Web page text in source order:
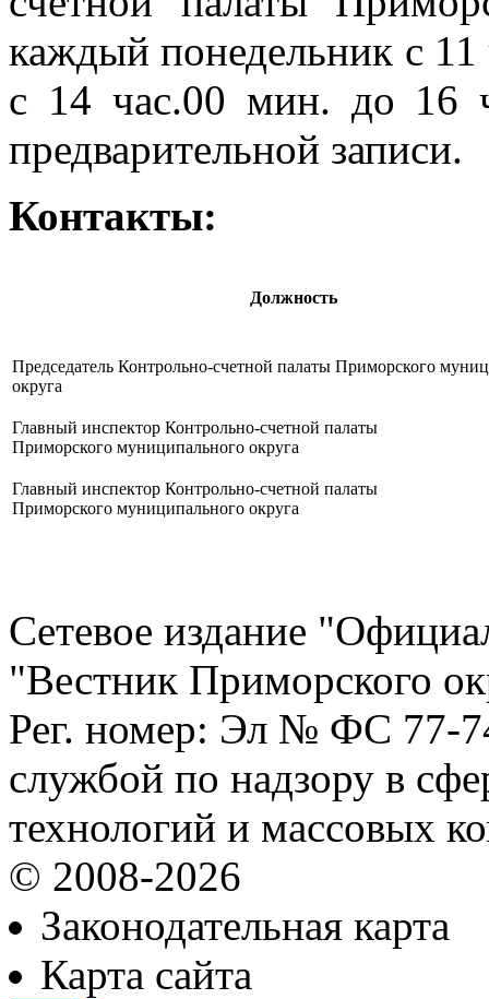
каждый понедельник с
с 14 час.00 мин. до 16
предварительной записи.
Контакты:
Должность
Председатель Контрольно-счетной палаты Приморского
округа
Главный инспектор Контрольно-счетной палаты
Приморского муниципального округа
Главный инспектор Контрольно-счетной палаты
Приморского муниципального округа
Сетевое издание
"Вестник Приморского
Рег. номер: Эл № ФС 77-
службой по надзору в
технологий и массовых
© 2008-2026
Законодательная карта
Карта сайта